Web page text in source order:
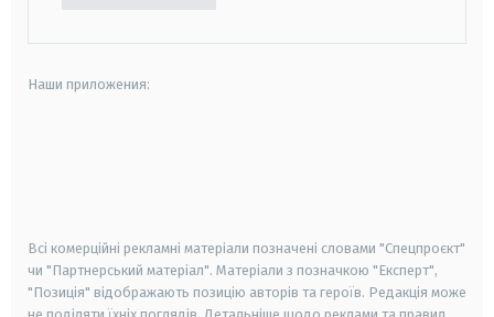
Наши приложения:
Всі комерційні рекламні матеріали позначені словами "Спецпроєкт"
чи "Партнерський матеріал". Матеріали з позначкою "Експерт",
"Позиція" відображають позицію авторів та героїв. Редакція може